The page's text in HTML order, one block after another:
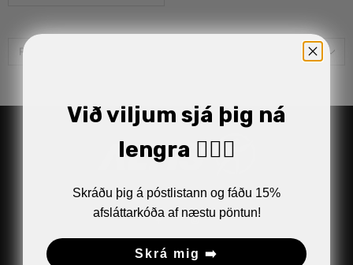
Við viljum sjá þig ná
lengra 🏋🏼‍♂️
Skráðu þig á póstlistann og fáðu 15%
afsláttarkóða af næstu pöntun!
Skrá mig ➡️